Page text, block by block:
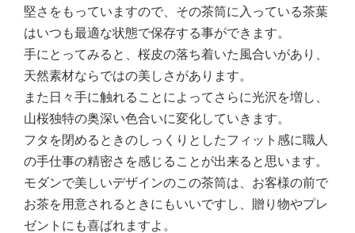
堅さをもっていますので、その茶筒に入っている茶葉
はいつも最適な状態で保存する事ができます。
手にとってみると、桜皮の落ち着いた風合いがあり、
天然素材ならではの美しさがあります。
また日々手に触れることによってさらに光沢を増し、
山桜独特の奥深い色合いに変化していきます。
フタを閉めるときのしっくりとしたフィット感に職人
の手仕事の精密さを感じることが出来ると思います。
モダンで美しいデザインのこの茶筒は、お客様の前で
お茶を用意されるときにもいいですし、贈り物やプレ
ゼントにも喜ばれますよ。